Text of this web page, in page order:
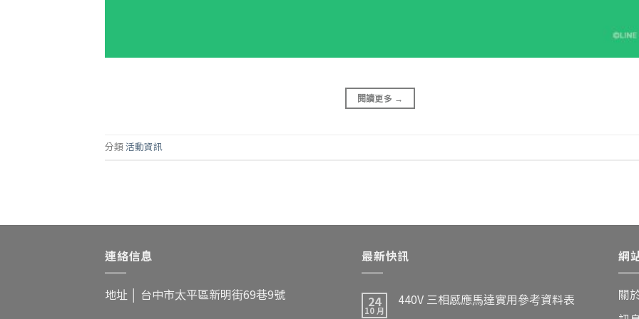
閱讀更多 →
分類活動資訊
連絡信息
地址 │ 台中市太平區新明街69巷9號
最新快訊
24
10 月
440V 三相感應馬達實用參考資料表
網
關